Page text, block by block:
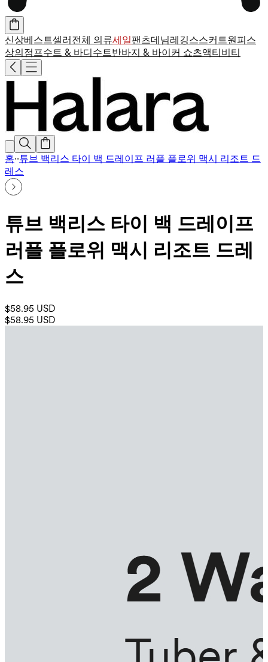
신상베스트셀러 전체 의류세일팬츠데님레깅스스커트원피스
상의 점프수트 & 바디수트반바지 & 바이커 쇼츠액티비티
홈··튜브 백리스 타이 백 드레이프 러플 플로위 맥시 리조트 드
레스
튜브 백리스 타이 백 드레이프
러플 플로위 맥시 리조트 드레
스
$58.95 USD
$58.95 USD